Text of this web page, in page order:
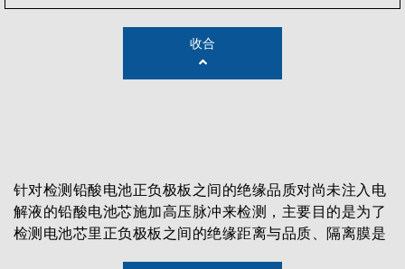
收合
针对检测铅酸电池正负极板之间的绝缘品质对尚未注入电
解液的铅酸电池芯施加高压脉冲来检测，主要目的是为了
检测电池芯里正负极板之间的绝缘距离与品质、隔离膜是